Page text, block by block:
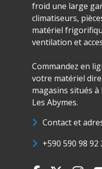
froid une large
climatiseurs,
matériel
ventilation et
Commandez en
votre matériel
magasins situés
Les Abymes.
Contact et
+590 590 98 92